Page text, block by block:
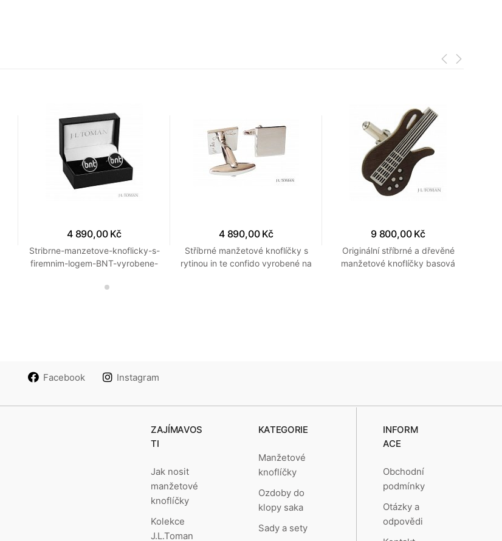
4 890,00 Kč
Stribrne-manzetove-knoflicky-s-
firemnim-logem-BNT-vyrobene-
4 890,00 Kč
Stříbrné manžetové knoflíčky s
rytinou in te confido vyrobené na
9 800,00 Kč
Originální stříbrné a dřevěné
manžetové knoflíčky basová
Facebook Instagram
ZAJÍMAVOS
TI
Jak nosit
manžetové
knoflíčky
Kolekce
J.L.Toman
KATEGORIE
Manžetové
knoflíčky
Ozdoby do
klopy saka
Sady a sety
INFORM
ACE
Obchodní
podmínky
Otázky a
odpovědi